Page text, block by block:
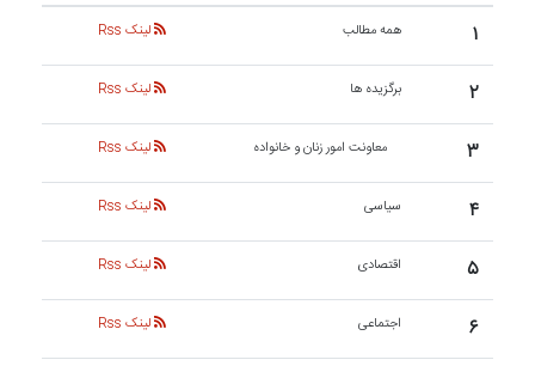
۱ همه مطالب لینک Rss
۲ برگزیده ها لینک Rss
۳ معاونت امور زنان و خانواده لینک Rss
۴ سیاسی لینک Rss
۵ اقتصادی لینک Rss
۶ اجتماعی لینک Rss